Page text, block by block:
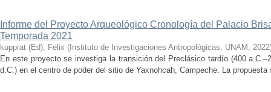
Informe del Proyecto Arqueológico Cronología del Palacio
Temporada 2021
kupprat (Ed), Felix ( Instituto de Investigaciones Antropológicas, UNAM , 2022
En este proyecto se investiga la transición del Preclásico tardío (400
d.C.) en el centro de poder del sitio de Yaxnohcah, Campeche. La